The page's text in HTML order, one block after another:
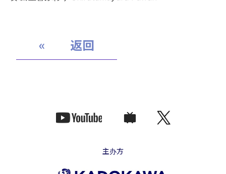
«          返回
主办方